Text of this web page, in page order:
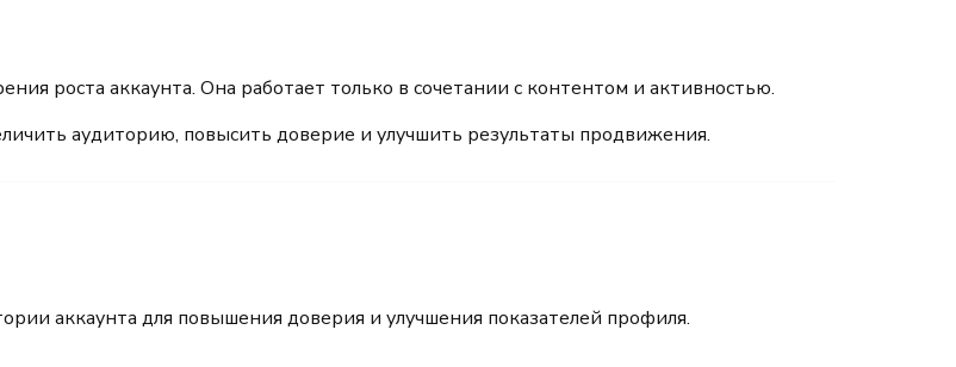
роста аккаунта. Она работает только в сочетании с контентом и активностью.
аудиторию, повысить доверие и улучшить результаты продвижения.
аккаунта для повышения доверия и улучшения показателей профиля.